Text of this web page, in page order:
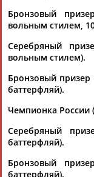
Плавание.
видеотрансляция)
...Европы: Климент
Корнев,Дарья
Трофимова, Павел...
(Проект:
07.06.2026
Плавание.
видеотрансляция)
...Европы: Климент
Корнев,Дарья
Трофимова, Павел...
(Проект:
06.06.2026
Бронзовый
вольным стилем,
Серебряный
вольным стилем).
Бронзовый
баттерфляй).
Чемпионка России
Серебряный
баттерфляй).
Бронзовый
баттерфляй).